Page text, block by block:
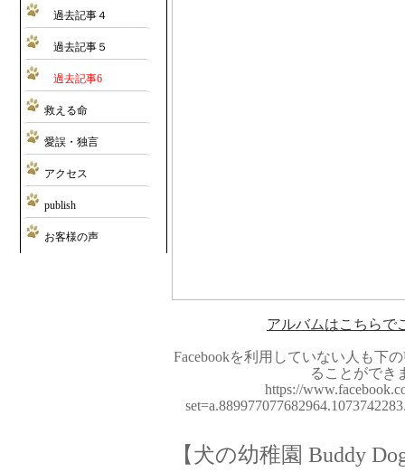
過去記事４
過去記事５
過去記事6
救える命
愛誤・独言
アクセス
publish
お客様の声
アルバムはこちらで
Facebookを利用していない人も下
ることができ
https://
【犬の幼稚園 Buddy